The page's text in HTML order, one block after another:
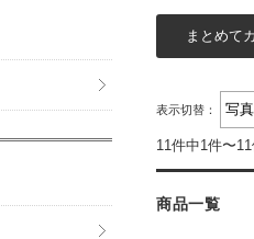
表示切替：
11件中1件〜
商品一覧